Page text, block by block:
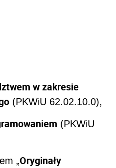
w zakresie
(PKWiU 62.02.10.0),
(PKWiU
„Oryginały